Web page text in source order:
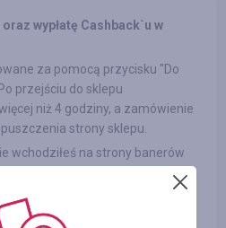
wypłatę Cashback`u w
za pomocą przycisku "Do
przejściu do sklepu
niż 4 godziny, a zamówienie
strony sklepu.
wchodziłeś na strony banerów
oraz do newsleterów sklepów
także nie korzystałeś z kodów